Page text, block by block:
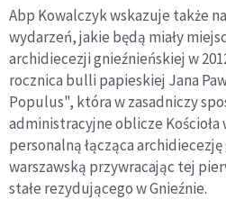
Abp Kowalczyk wskazuje także
wydarzeń, jakie będą miały
archidiecezji gnieźnieńskiej w
rocznica bulli papieskiej Jana
Populus", która w zasadniczy
administracyjne oblicze Kościoła
personalną łącząca
warszawską przywracając tej
stałe rezydującego w Gnieźnie.